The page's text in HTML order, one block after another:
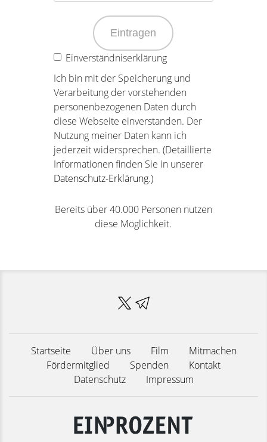
Eintragen
Einverständniserklärung
Ich bin mit der Speicherung und
Verarbeitung der vorstehenden
personenbezogenen Daten durch
diese Webseite einverstanden. Der
Nutzung meiner Daten kann ich
jederzeit widersprechen. (Detaillierte
Informationen finden Sie in unserer
Datenschutz-Erklärung.)
Bereits über 40.000 Personen nutzen
diese Möglichkeit.
Startseite Über uns Film
Mitmachen
Fördermitglied
Spenden
Kontakt
Datenschutz
Impressum